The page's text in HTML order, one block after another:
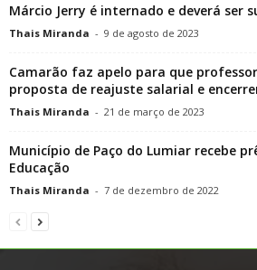
Márcio Jerry é internado e deverá ser
Thais Miranda - 9 de agosto de 2023
Camarão faz apelo para que
proposta de reajuste salarial e
Thais Miranda - 21 de março de 2023
Município de Paço do Lumiar recebe
Educação
Thais Miranda - 7 de dezembro de 2022